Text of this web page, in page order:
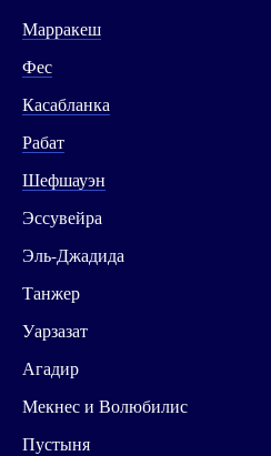
Марракеш
Фес
Касабланка
Рабат
Шефшауэн
Эссувейра
Эль-Джадида
Танжер
Уарзазат
Агадир
Мекнес и Волюбилис
Пустыня